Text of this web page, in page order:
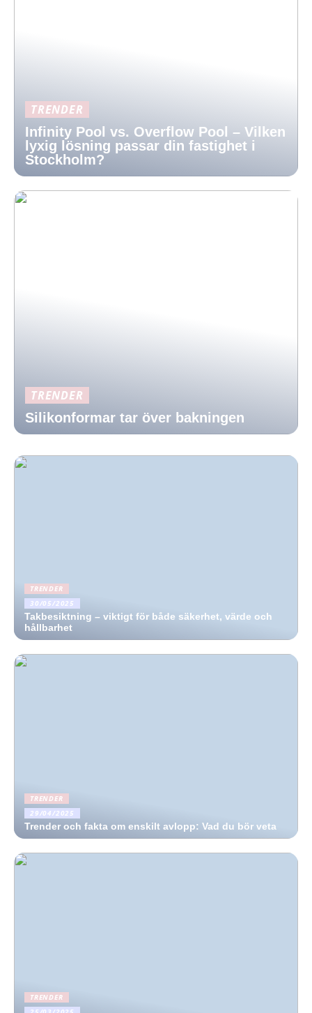
TRENDER
Infinity Pool vs. Overflow Pool – Vilken
lyxig lösning passar din fastighet i
Stockholm?
TRENDER
Silikonformar tar över bakningen
TRENDER
30/05/2025
Takbesiktning – viktigt för både säkerhet, värde och
hållbarhet
TRENDER
29/04/2025
Trender och fakta om enskilt avlopp: Vad du bör veta
TRENDER